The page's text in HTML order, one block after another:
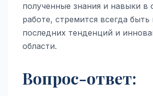
полученные знания и навыки в
работе, стремится всегда быть
последних тенденций и
области.
Вопрос-ответ: